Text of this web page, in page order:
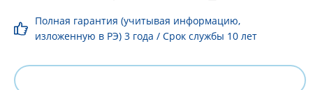
Полная гарантия (учитывая информацию,
изложенную в РЭ) 3 года / Срок службы 10 лет